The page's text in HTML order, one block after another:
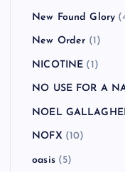
New Found Glory
New Order (1)
NICOTINE (1)
NO USE FOR A
NOEL
NOFX (10)
oasis(5)